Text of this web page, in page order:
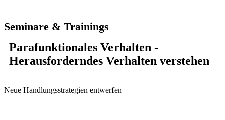
Seminare & Trainings
Parafunktionales Verhalten -
Herausforderndes Verhalten verstehen
Neue Handlungsstrategien entwerfen